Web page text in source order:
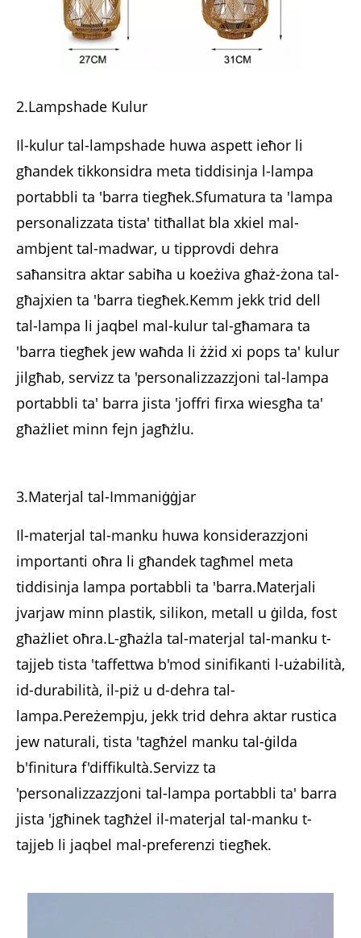
2.Lampshade Kulur
Il-kulur tal-lampshade huwa aspett ieħor li
għandek tikkonsidra meta tiddisinja l-lampa
portabbli ta 'barra tiegħek.Sfumatura ta 'lampa
personalizzata tista' titħallat bla xkiel mal-
ambjent tal-madwar, u tipprovdi dehra
saħansitra aktar sabiħa u koeżiva għaż-żona tal-
għajxien ta 'barra tiegħek.Kemm jekk trid dell
tal-lampa li jaqbel mal-kulur tal-għamara ta
'barra tiegħek jew waħda li żżid xi pops ta' kulur
jilgħab, servizz ta 'personalizzazzjoni tal-lampa
portabbli ta' barra jista 'joffri firxa wiesgħa ta'
għażliet minn fejn jagħżlu.
3.Materjal tal-Immaniġġjar
Il-materjal tal-manku huwa konsiderazzjoni
importanti oħra li għandek tagħmel meta
tiddisinja lampa portabbli ta 'barra.Materjali
jvarjaw minn plastik, silikon, metall u ġilda, fost
għażliet oħra.L-għażla tal-materjal tal-manku t-
tajjeb tista 'taffettwa b'mod sinifikanti l-użabilità,
id-durabilità, il-piż u d-dehra tal-
lampa.Pereżempju, jekk trid dehra aktar rustica
jew naturali, tista 'tagħżel manku tal-ġilda
b'finitura f'diffikultà.Servizz ta
'personalizzazzjoni tal-lampa portabbli ta' barra
jista 'jgħinek tagħżel il-materjal tal-manku t-
tajjeb li jaqbel mal-preferenzi tiegħek.